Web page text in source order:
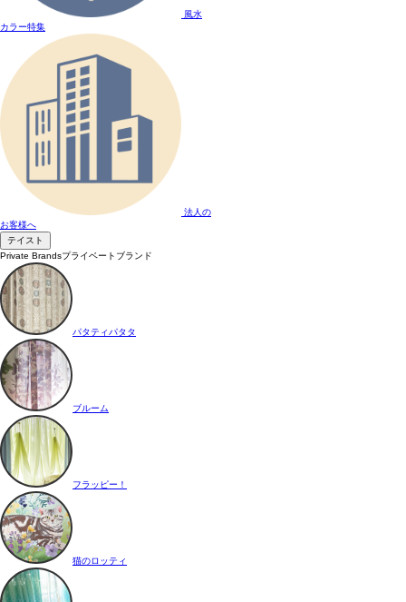
風水
カラー特集
法人の
お客様へ
テイスト
Private Brandsプライベートブランド
パタティパタタ
ブルーム
フラッピー！
猫のロッティ